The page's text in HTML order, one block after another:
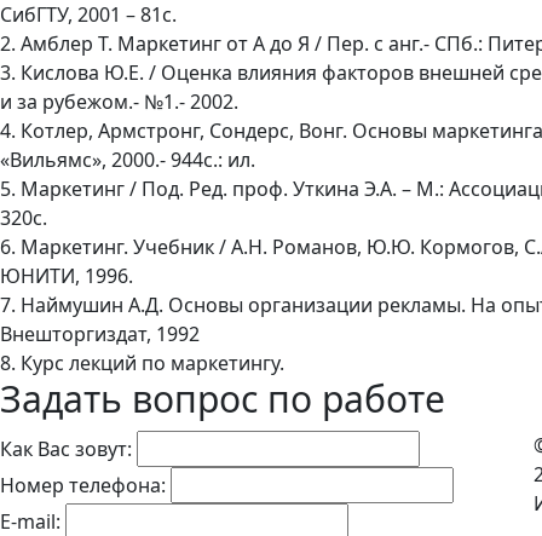
СибГТУ, 2001 – 81с.
2. Амблер Т. Маркетинг от А до Я / Пер. с анг.- СПб.:
3. Кислова Ю.Е. / Оценка влияния факторов внешней
и за рубежом.- №1.- 2002.
4. Котлер, Армстронг, Сондерс, Вонг. Основы
«Вильямс», 2000.- 944с.: ил.
5. Маркетинг / Под. Ред. проф. Уткина Э.А. – М.:
320с.
6. Маркетинг. Учебник / А.Н. Романов, Ю.Ю. Кормогов,
ЮНИТИ, 1996.
7. Наймушин А.Д. Основы организации рекламы. На
Внешторгиздат, 1992
8. Курс лекций по маркетингу.
Задать вопрос по работе
Как Вас зовут:
Номер телефона:
E-mail: